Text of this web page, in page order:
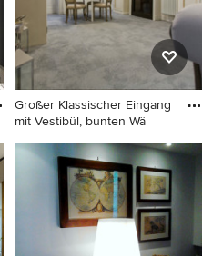
Großer Klassischer Eingang
mit Vestibül, bunten Wä
Großer Klassischer Eingang
mit Vestibül, bunten Wänden,
Teppichboden, Doppeltür
und grauem Boden in
Mailand